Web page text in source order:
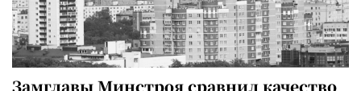
Замглавы Минстроя сравнил качество